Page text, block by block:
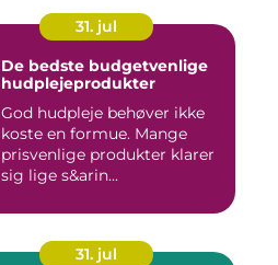
31. jul
De bedste budgetvenlige
hudplejeprodukter
God hudpleje behøver ikke
koste en formue. Mange
prisvenlige produkter klarer
sig lige s&arin...
31. jul